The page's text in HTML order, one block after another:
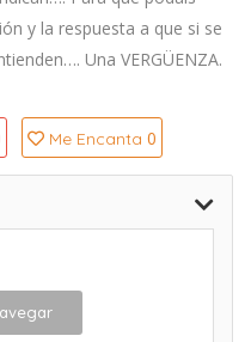
y la respuesta a que si se
Una VERGÜENZA.
Me Encanta 0